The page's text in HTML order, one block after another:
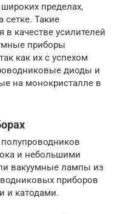
пределах,
сетке. Такие
качестве усилителей
приборы
как их с успехом
диоды и
на монокристалле в
и небольшими
вакуумные лампы из
приборов
и катодами.